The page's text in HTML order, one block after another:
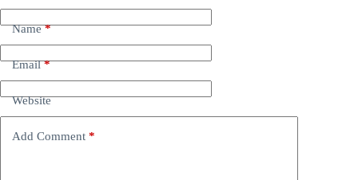
Name*
Email*
Website
Add Comment *